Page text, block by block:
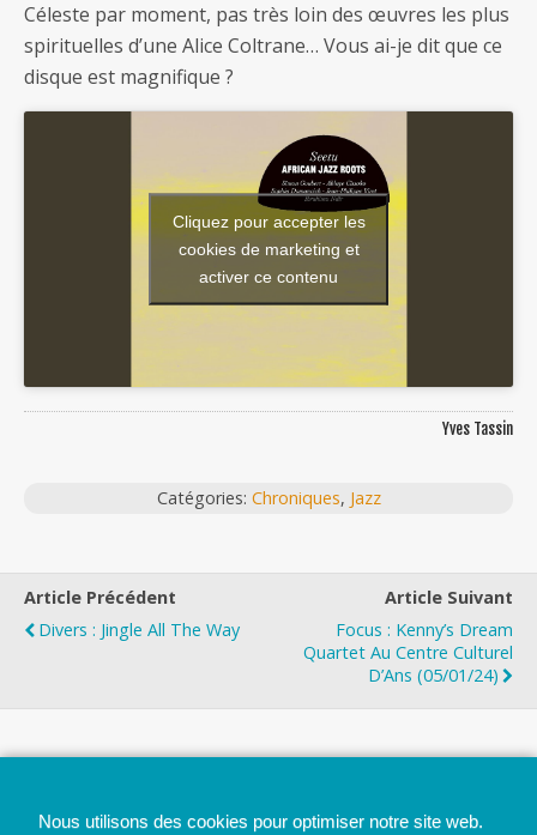
Céleste par moment, pas très loin des œuvres les plus
spirituelles d’une Alice Coltrane… Vous ai-je dit que ce
disque est magnifique ?
Cliquez pour accepter les
cookies de marketing et
activer ce contenu
Yves Tassin
Catégories: Chroniques, Jazz
Article Précédent
Divers : Jingle All The Way
Article Suivant
Focus : Kenny’s Dream
Quartet Au Centre Culturel
D’Ans (05/01/24)
Nous utilisons des cookies pour optimiser notre site web.